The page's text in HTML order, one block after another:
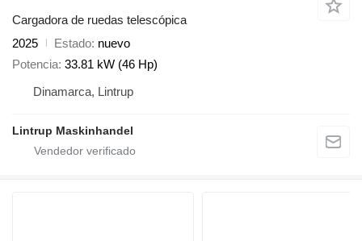
Cargadora de ruedas telescópica
2025
Estado nuevo
Potencia 33.81 kW (46 Hp)
Dinamarca, Lintrup
Lintrup Maskinhandel